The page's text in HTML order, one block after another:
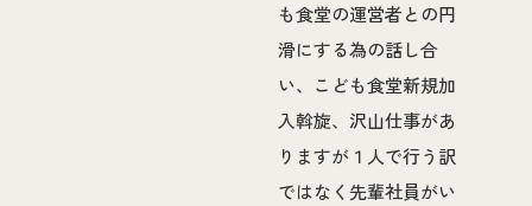
も食堂の運営者との円
滑にする為の話し合
い、こども食堂新規加
入斡旋、沢山仕事があ
りますが１人で行う訳
ではなく先輩社員がい